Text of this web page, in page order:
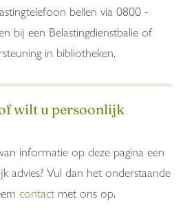
bellen via 0800 -
bij een Belastingdienstbalie of
in bibliotheken.
wilt u persoonlijk
informatie op deze pagina een
advies? Vul dan het onderstaande
contactmet ons op.